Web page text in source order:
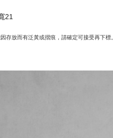
21
存放而有泛黃或摺痕，請確定可接受再下標。